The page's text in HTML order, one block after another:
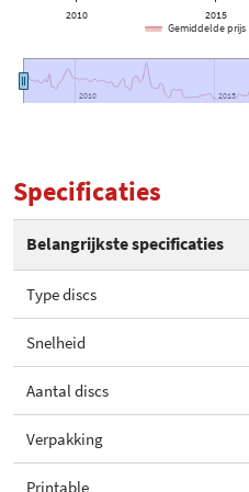
2010 2015
2010
2010 2015
2015
Gemiddelde prijs
Specificaties
Belangrijkste specificaties
Type discs
Snelheid
Aantal discs
Verpakking
Printable